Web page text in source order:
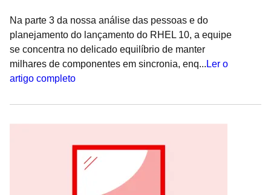
Na parte 3 da nossa análise das pessoas e do
planejamento do lançamento do RHEL 10, a equipe
se concentra no delicado equilíbrio de manter
milhares de componentes em sincronia, enq... Ler o
artigo completo